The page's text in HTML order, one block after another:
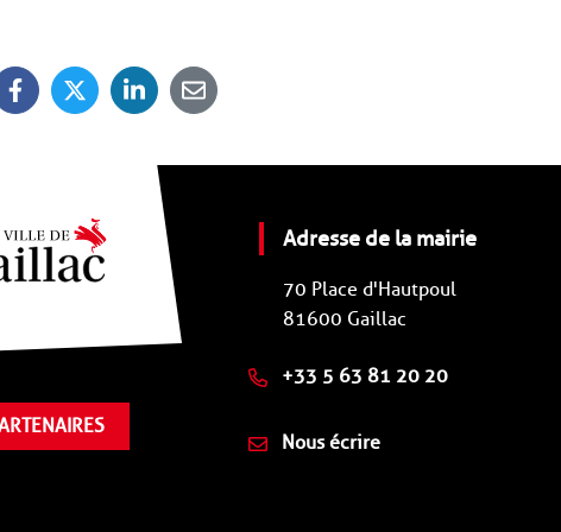
Adresse de la mairie
70 Place d'Hautpoul
81600 Gaillac
+33 5 63 81 20 20
Nous écrire